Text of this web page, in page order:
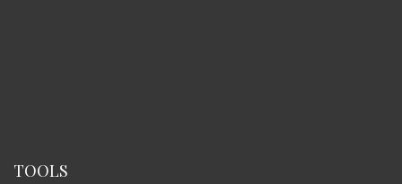
TOOLS